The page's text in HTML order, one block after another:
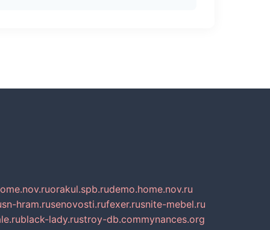
orakul.spb.rudemo.home.nov.ru
sn-hram.rusenovosti.rufexer.rusnite-mebel.ru
black-lady.rustroy-db.commynances.org